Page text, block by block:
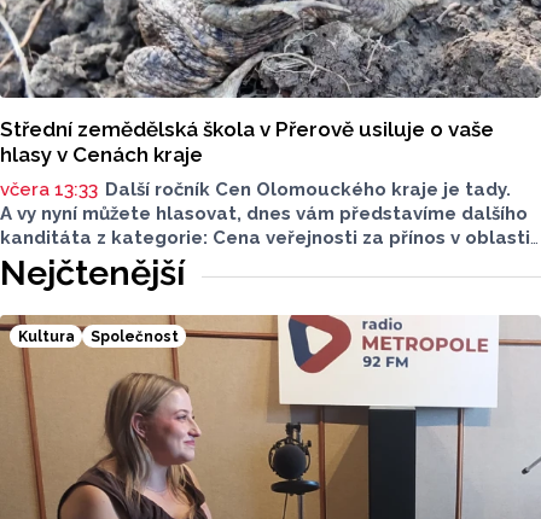
Střední zemědělská škola v Přerově usiluje o vaše
hlasy v Cenách kraje
včera 13:33 Další ročník Cen Olomouckého kraje je tady.
A vy nyní můžete hlasovat, dnes vám představíme dalšího
kanditáta z kategorie: Cena veřejnosti za přínos v oblasti
životního prostředí. Toto je Střední zemědělská škola
v Přerově, která má nominaci v kategorii: Významný počin
v ochraně životního prostředí - právnická osoba.
Nejčtenější
Kultura Společnost